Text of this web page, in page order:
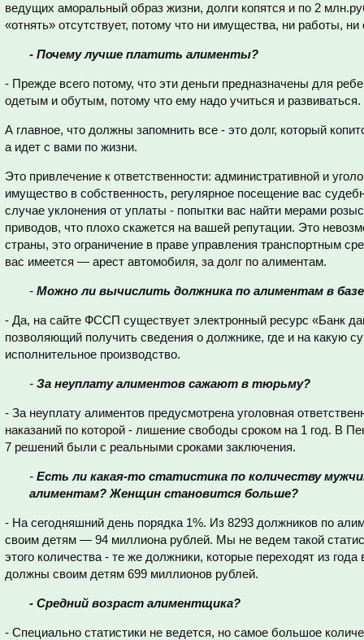
ведущих аморальный образ жизни, долги копятся и по 2
«отнять» отсутствует, потому что ни имущества, ни работы,
- Почему лучше платить алименты?
- Прежде всего потому, что эти деньги предназначены для
одетым и обутым, потому что ему надо учиться и
А главное, что должны запомнить все - это долг, который
а идет с вами по жизни.
Это привлечение к ответственности: административной и
имущество в собственность, регулярное посещение вас
случае уклонения от уплаты - попытки вас найти мерами
приводов, что плохо скажется на вашей репутации. Это
страны, это ограничение в праве управления транспортным
вас имеется — арест автомобиля, за долг по алиментам.
- Можно ли вычислить должника по алиментам в
- Да, на сайте ФССП существует электронный ресурс «Банк
позволяющий получить сведения о должнике, где и на какую
исполнительное производство.
- За неуплату алиментов сажают в тюрьму?
- За неуплату алиментов предусмотрена уголовная
наказаний по которой - лишение свободы сроком на 1 год. В
7 решений были с реальными сроками заключения.
- Есть ли какая-то статистика по количеству
алиментам? Женщин становится больше?
- На сегодняшний день порядка 1%. Из 8293 должников по
своим детям — 94 миллиона рублей. Мы не ведем такой
этого количества - те же должники, которые переходят из
должны своим детям 699 миллионов рублей.
- Средний возраст алиментщика?
- Специально статистики не ведется, но самое большое